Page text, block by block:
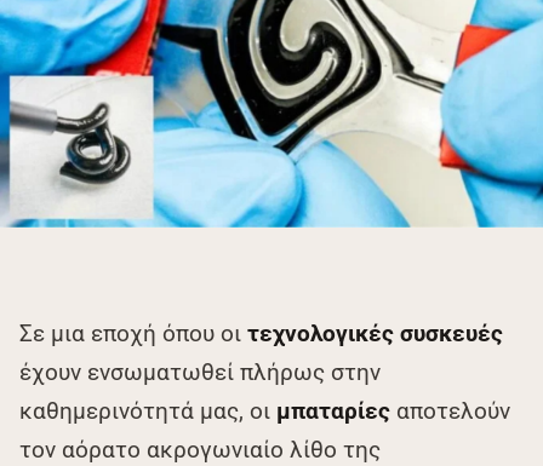
Σε μια εποχή όπου οι τεχνολογικές συσκευές
έχουν ενσωματωθεί πλήρως στην
καθημερινότητά μας, οι μπαταρίες αποτελούν
τον αόρατο ακρογωνιαίο λίθο της